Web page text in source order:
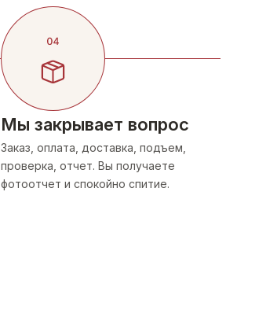
Мы закрывает вопрос
Заказ, оплата, доставка, подъем,
проверка, отчет. Вы получаете
фотоотчет и спокойно спитие.